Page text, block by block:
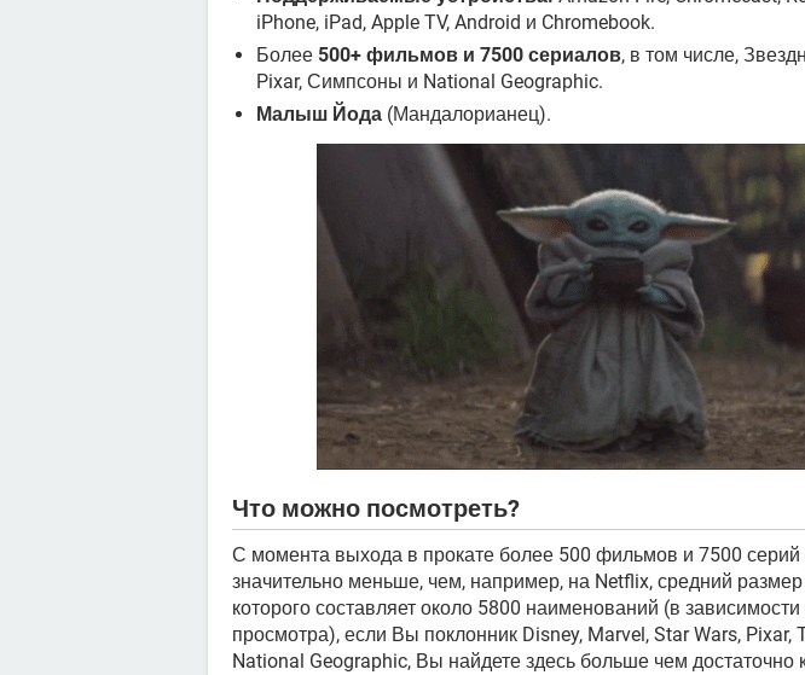
iPhone, iPad, Apple TV, Android и Chromebook.
Более 500+ фильмов и 7500 сериалов, в том числе,
Pixar, Симпсоны и National Geographic.
Малыш Йода (Мандалорианец).
Что можно посмотреть?
С момента выхода в прокате более 500 фильмов и 7500 серий
значительно меньше, чем, например, на Netflix, средний размер
которого составляет около 5800 наименований (в зависимости
просмотра), если Вы поклонник Disney, Marvel, Star Wars, Pixar,
National Geographic, Вы найдете здесь больше чем достаточно